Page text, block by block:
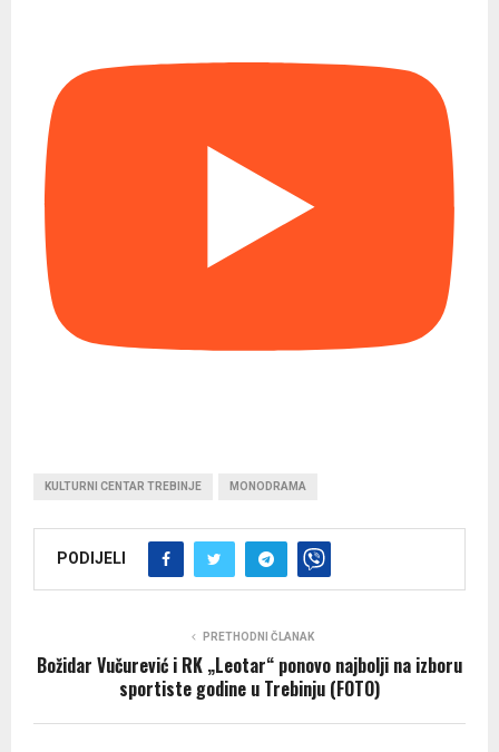
KULTURNI CENTAR TREBINJE MONODRAMA
PODIJELI
PRETHODNI ČLANAK
Božidar Vučurević i RK „Leotar“ ponovo najbolji na izboru
sportiste godine u Trebinju (FOTO)